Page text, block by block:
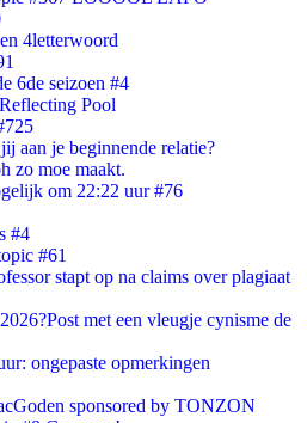
4letterwoord
6de seizoen #4
Pool
aan je beginnende relatie?
zo moe maakt.
om 22:22 uur #76
#4
#61
stapt op na claims over plagiaat
met een vleugje cynisme de
ongepaste opmerkingen
sponsored by TONZON